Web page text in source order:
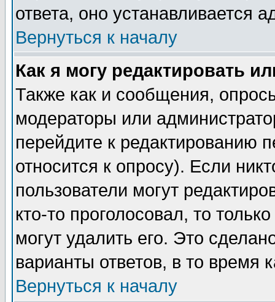
ответа, оно устанавливается
Вернуться к началу
Как я могу редактировать
Также как и сообщения,
модераторы или
перейдите к редактированию
относится к опросу). Если
пользователи могут
кто-то проголосовал, то
могут удалить его. Это
варианты ответов, в то время
Вернуться к началу